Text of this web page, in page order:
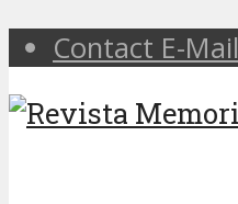
Contact E-Mail